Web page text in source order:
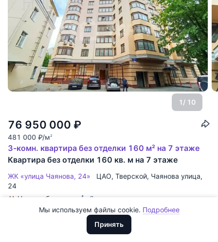
1/ 10
76 950 000 ₽
481 000 ₽/м2
3-комн. квартира без отделки 160 м² на 7 этаже
Квартира без отделки 160 кв. м на 7 этаже
ЖК «улица Чаянова, 24» ЦАО, Тверской, Чаянова улица,
24
Новослободская
~3 мин. пешком
ID: 128791· ЖК «улица Чаянова, 24»·Лот: 17454.
Огороженая,охраняемая территория,подземная и
наземная парковки. Удобная транспортная
Все
Сегодня
Вчера 0
За неделю
ДолларыМы используем файлы cookie. Подробнее
ООО "ХоумХантер" использует cookie для обеспечения
функционирования веб-сайта, аналитики действий на веб-сайте
Принять